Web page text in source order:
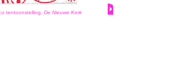
tentoonstelling, De Nieuwe Kerk